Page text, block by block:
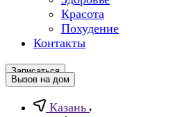
Красота
Похудение
Контакты
Записаться
Вызов на дом
Казань